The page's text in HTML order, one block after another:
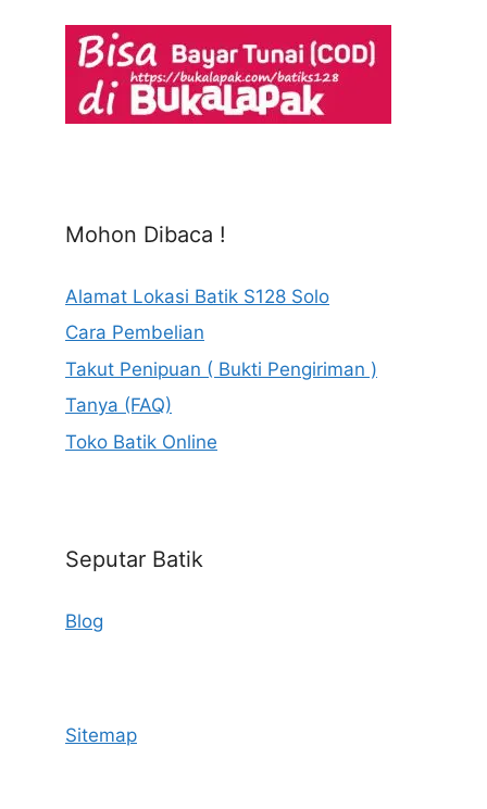
Mohon Dibaca !
Alamat Lokasi Batik S128 Solo
Cara Pembelian
Takut Penipuan ( Bukti Pengiriman )
Tanya (FAQ)
Toko Batik Online
Seputar Batik
Blog
Sitemap